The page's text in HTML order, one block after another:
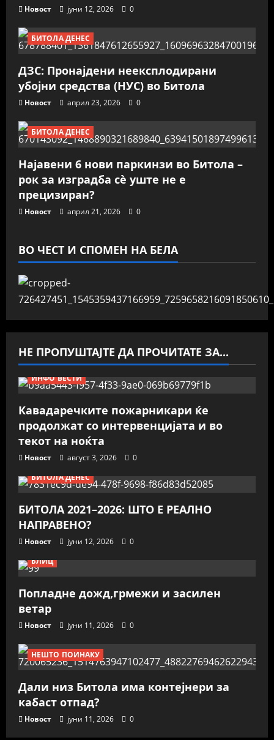
Новост јуни 12, 2026 0
БИТОЛА ДЕНЕС
ДЗС: Пронајдени неексплодирани
убојни средства (НУС) во Битола
Новост април 23, 2026 0
БИТОЛА ДЕНЕС
Најавени 6 нови паркинзи во Битола –
рок за изградба сè уште не е
прецизиран?
Новост април 21, 2026 0
ВО ЧЕСТ И СПОМЕН НА БЕЛА
НЕ ПРОПУШТАЈТЕ ДА ПРОЧИТАТЕ ЗА...
ИНФО ВЕСТИ
Кавадаречките пожарникари ќе
продолжат со интервенцијата и во
текот на ноќта
Новост август 3, 2026
0
БИТОЛА ДЕНЕС
БИТОЛА 2021–2026: ШТО Е РЕАЛНО
НАПРАВЕНО?
Новост јуни 12, 2026
0
БЛИЦ
Попладне дожд,грмежи и засилен
ветар
Новост јуни 11, 2026 0
НЕШТО ПОИНАКУ
Дали низ Битола има контејнери за
кабаст отпад?
Новост јуни 11, 2026 0